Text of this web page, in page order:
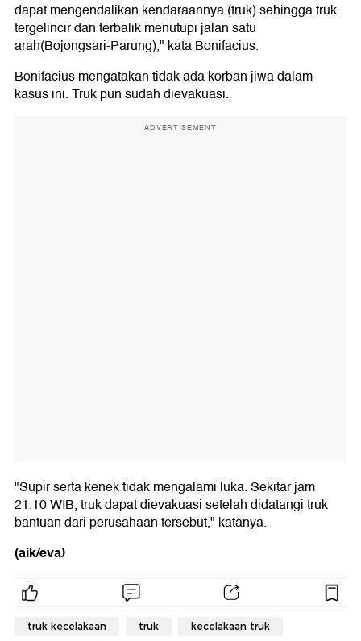
dapat mengendalikan kendaraannya (truk) sehingga truk
tergelincir dan terbalik menutupi jalan satu
arah(Bojongsari-Parung)," kata Bonifacius.
Bonifacius mengatakan tidak ada korban jiwa dalam
kasus ini. Truk pun sudah dievakuasi.
ADVERTISEMENT
"Supir serta kenek tidak mengalami luka. Sekitar jam
21.10 WIB, truk dapat dievakuasi setelah didatangi truk
bantuan dari perusahaan tersebut," katanya.
(aik/eva)
truk kecelakaan truk kecelakaan truk